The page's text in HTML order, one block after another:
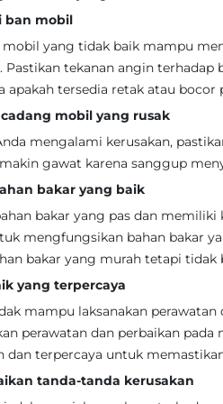
ban mobil
mobil yang tidak baik mampu
Pastikan tekanan angin
apakah tersedia retak atau bocor
mobil yang rusak
mengalami kerusakan,
gawat karena sanggup
bakar yang baik
bakar yang pas dan
mengfungsikan bahan bakar
bakar yang murah tetapi tidak
yang terpercaya
mampu laksanakan
perawatan dan perbaikan
dan terpercaya untuk
tanda-tanda kerusakan